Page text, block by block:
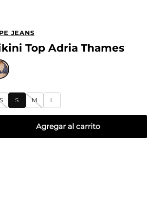
JEANS
Top Adria Thames
S M L
Agregar al carrito